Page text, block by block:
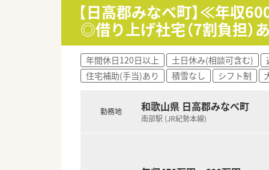
【日高郡みなべ町】≪年収
◎借り上げ社宅（7割負担）
年間休日120日以上 土日休み(相談可含む)
住宅補助(手当)あり
積雪なし シフト制
勤務地 和歌山県 日高郡みなべ町
南部駅 (JR紀勢本線)